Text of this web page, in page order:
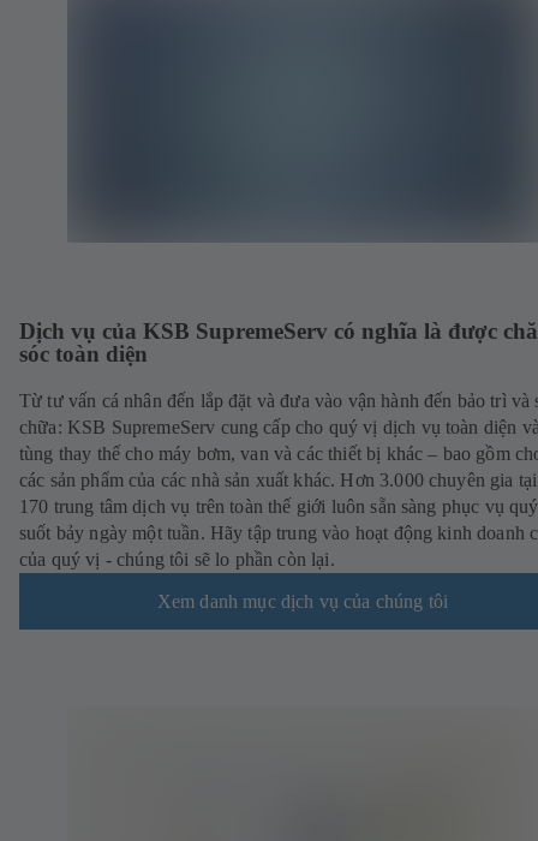
Dịch vụ của KSB SupremeServ có nghĩa là được
sóc toàn diện
Từ tư vấn cá nhân đến lắp đặt và đưa vào vận hành đến bảo trì và
chữa: KSB SupremeServ cung cấp cho quý vị dịch vụ toàn diện
tùng thay thế cho máy bơm, van và các thiết bị khác – bao gồm
các sản phẩm của các nhà sản xuất khác. Hơn 3.000 chuyên gia
170 trung tâm dịch vụ trên toàn thế giới luôn sẵn sàng phục vụ
suốt bảy ngày một tuần. Hãy tập trung vào hoạt động kinh doanh
của quý vị - chúng tôi sẽ lo phần còn lại.
Xem danh mục dịch vụ của chúng tôi